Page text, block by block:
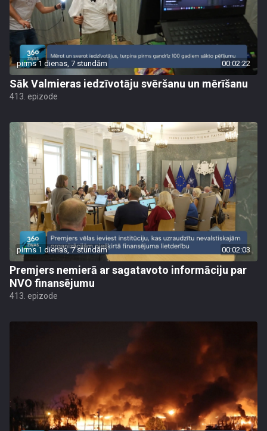
pirms 1 dienas, 7 stundām 00:02:22
Sāk Valmieras iedzīvotāju svēršanu un mērīšanu
413. epizode
pirms 1 dienas, 7 stundām 00:02:03
Premjers nemierā ar sagatavoto informāciju par
NVO finansējumu
413. epizode